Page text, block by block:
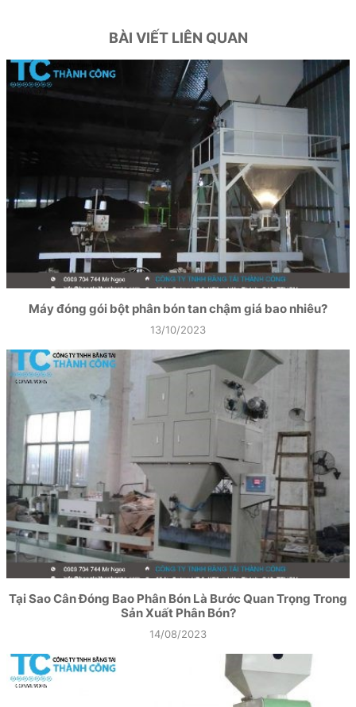
BÀI VIẾT LIÊN QUAN
Máy đóng gói bột phân bón tan chậm giá bao nhiêu?
13/10/2023
Tại Sao Cân Đóng Bao Phân Bón Là Bước Quan Trọng Trong
Sản Xuất Phân Bón?
14/08/2023